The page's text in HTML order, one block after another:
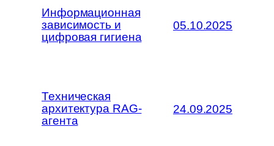
Информационная
зависимость и
цифровая гигиена
05.10.2025
Техническая
архитектура RAG-
агента
24.09.2025